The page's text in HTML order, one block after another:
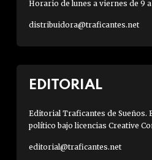
Horario de lunes a viernes de 9 a
distribuidora@traficantes.net
EDITORIAL
Editorial Traficantes de Sueños.
político bajo licencias Creative
editorial@traficantes.net